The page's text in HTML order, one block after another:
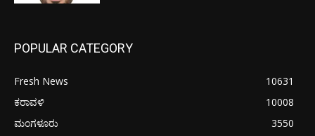
POPULAR CATEGORY
Fresh News
10631
ಕರಾವಳಿ
10008
ಮಂಗಳೂರು
3550